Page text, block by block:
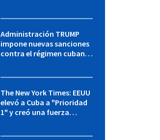
Administración TRUMP
impone nuevas sanciones
contra el régimen cubano:
The New York Times: EEUU
elevó a Cuba a "Prioridad
1" y creó una fuerza